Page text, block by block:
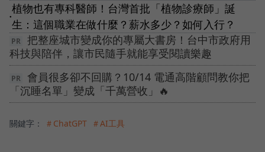
●
植物也有專科醫師！台灣首批「植物診療師」誕
生：這個職業在做什麼？薪水多少？如何入行？
把整座城市變成你的專屬大書房！台中市政府用
科技與陪伴，讓市民隨手就能享受閱讀樂趣
會員很多卻不回購？10/14 電通高階顧問教你把
「沉睡名單」變成「千萬營收」🔥
關鍵字： ＃ChatGPT ＃AI工具